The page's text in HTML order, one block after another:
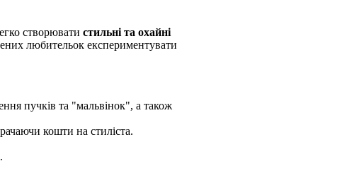
створювати стильні та охайні
любительок експериментувати
пучків та "мальвінок", а також
кошти на стиліста.